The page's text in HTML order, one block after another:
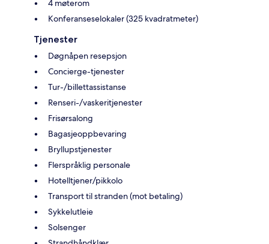
4 møterom
Konferanseselokaler (325 kvadratmeter)
Tjenester
Døgnåpen resepsjon
Concierge-tjenester
Tur-/billettassistanse
Renseri-/vaskeritjenester
Frisørsalong
Bagasjeoppbevaring
Bryllupstjenester
Flerspråklig personale
Hotelltjener/pikkolo
Transport til stranden (mot betaling)
Sykkelutleie
Solsenger